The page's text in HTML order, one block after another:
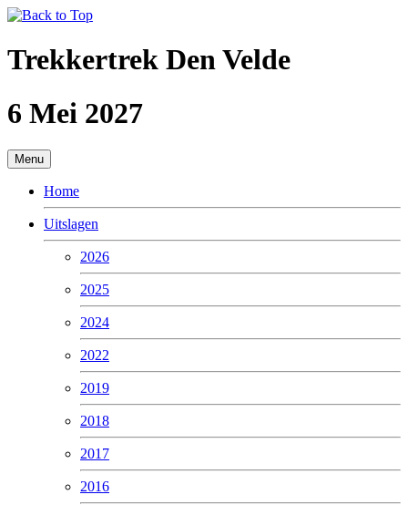
Trekkertrek Den Velde
6 Mei 2027
Menu
Home
Uitslagen
2026
2025
2024
2022
2019
2018
2017
2016